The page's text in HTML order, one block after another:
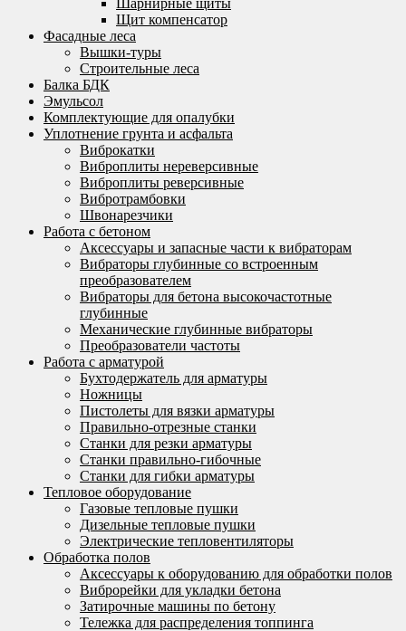
Шарнирные щиты
Щит компенсатор
Фасадные леса
Вышки-туры
Строительные леса
Балка БДК
Эмульсол
Комплектующие для опалубки
Уплотнение грунта и асфальта
Виброкатки
Виброплиты нереверсивные
Виброплиты реверсивные
Вибротрамбовки
Швонарезчики
Работа с бетоном
Аксессуары и запасные части к вибраторам
Вибраторы глубинные со встроенным
преобразователем
Вибраторы для бетона высокочастотные
глубинные
Механические глубинные вибраторы
Преобразователи частоты
Работа с арматурой
Бухтодержатель для арматуры
Ножницы
Пистолеты для вязки арматуры
Правильно-отрезные станки
Станки для резки арматуры
Станки правильно-гибочные
Станки для гибки арматуры
Тепловое оборудование
Газовые тепловые пушки
Дизельные тепловые пушки
Электрические тепловентиляторы
Обработка полов
Аксессуары к оборудованию для обработки полов
Виброрейки для укладки бетона
Затирочные машины по бетону
Тележка для распределения топпинга